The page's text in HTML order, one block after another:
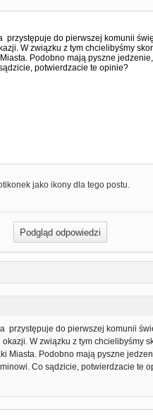
jako ikony dla tego postu.
przystępuje do pierwszej komunii
W związku z tym chcielibyśmy
Miasta. Podobno mają pyszne
Co sądzicie, potwierdzacie te